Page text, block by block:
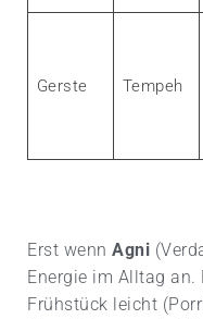
Gerste Tempeh
Erst wenn Agni
Energie im Alltag an.
Frühstück leicht